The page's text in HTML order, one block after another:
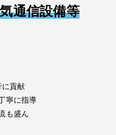
通信設備等
貢献
寧に指導
も盛ん